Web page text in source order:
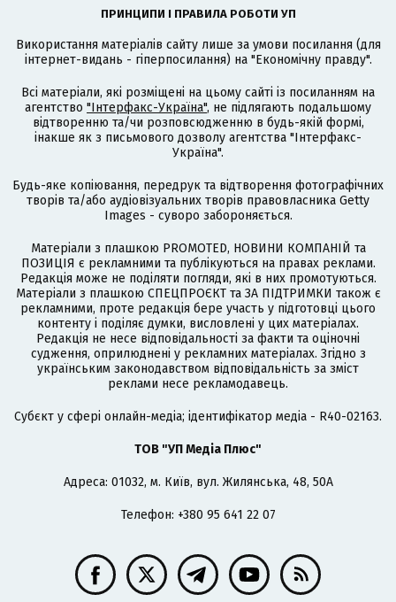
ПРИНЦИПИ І ПРАВИЛА РОБОТИ УП
Використання матеріалів сайту лише за умови посилання (для
інтернет-видань - гіперпосилання) на "Економічну правду".
Всі матеріали, які розміщені на цьому сайті із посиланням на
агентство "Інтерфакс-Україна", не підлягають подальшому
відтворенню та/чи розповсюдженню в будь-якій формі,
інакше як з письмового дозволу агентства "Інтерфакс-
Україна".
Будь-яке копіювання, передрук та відтворення фотографічних
творів та/або аудіовізуальних творів правовласника Getty
Images - суворо забороняється.
Матеріали з плашкою PROMOTED, НОВИНИ КОМПАНІЙ та
ПОЗИЦІЯ є рекламними та публікуються на правах реклами.
Редакція може не поділяти погляди, які в них промотуються.
Матеріали з плашкою СПЕЦПРОЄКТ та ЗА ПІДТРИМКИ також є
рекламними, проте редакція бере участь у підготовці цього
контенту і поділяє думки, висловлені у цих матеріалах.
Редакція не несе відповідальності за факти та оціночні
судження, оприлюднені у рекламних матеріалах. Згідно з
українським законодавством відповідальність за зміст
реклами несе рекламодавець.
Cубєкт у сфері онлайн-медіа; ідентифікатор медіа - R40-02163.
ТОВ "УП Медіа Плюс"
Адреса: 01032, м. Київ, вул. Жилянська, 48, 50А
Телефон: +380 95 641 22 07